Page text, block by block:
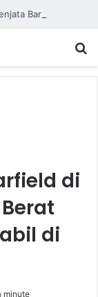
di
di
minute